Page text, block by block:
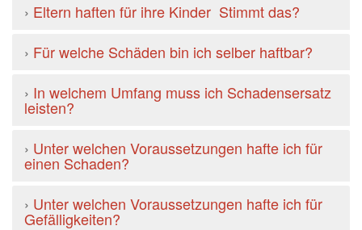
› Eltern haften für ihre Kinder  Stimmt das?
› Für welche Schäden bin ich selber haftbar?
› In welchem Umfang muss ich Schadensersatz
leisten?
› Unter welchen Voraussetzungen hafte ich für
einen Schaden?
› Unter welchen Voraussetzungen hafte ich für
Gefälligkeiten?